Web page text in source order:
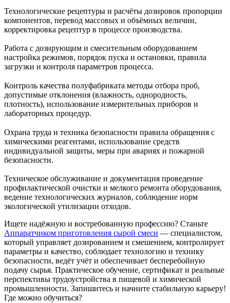
Технологические рецептуры и расчёты дозировок пропорции
компонентов, перевод массовых и объёмных величин,
корректировка рецептур в процессе производства.
Работа с дозирующим и смесительным оборудованием
настройка режимов, порядок пуска и остановки, правила
загрузки и контроля параметров процесса.
Контроль качества полуфабриката методы отбора проб,
допустимые отклонения (влажность, однородность,
плотность), использование измерительных приборов и
лабораторных процедур.
Охрана труда и техника безопасности правила обращения с
химическими реагентами, использование средств
индивидуальной защиты, меры при авариях и пожарной
безопасности.
Техническое обслуживание и документация проведение
профилактической очистки и мелкого ремонта оборудования,
ведение технологических журналов, соблюдение норм
экологической утилизации отходов.
Ищете надёжную и востребованную профессию? Станьте
Аппаратчиком приготовления сырой смеси — специалистом,
который управляет дозированием и смешением, контролирует
параметры и качество, соблюдает технологию и технику
безопасности, ведёт учёт и обеспечивает бесперебойную
подачу сырья. Практическое обучение, сертификат и реальные
перспективы трудоустройства в пищевой и химической
промышленности. Запишитесь и начните стабильную карьеру!
Где можно обучиться?